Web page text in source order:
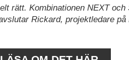
rätt. Kombinationen NEXT
Rickard, projektledare